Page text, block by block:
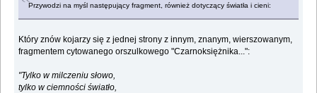
Przywodzi na myśl następujący fragment, również dotyczący światła i cieni:
Który znów kojarzy się z jednej strony z innym, znanym, wierszowanym,
fragmentem cytowanego orszulkowego "Czarnoksiężnika...":
"Tylko w milczeniu słowo,
tylko w ciemności światło,